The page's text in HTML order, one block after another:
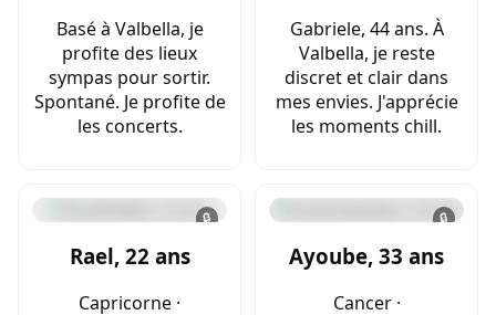
Basé à Valbella, je
profite des lieux
sympas pour sortir.
Spontané. Je profite de
les concerts.
Gabriele, 44 ans. À
Valbella, je reste
discret et clair dans
mes envies. J'apprécie
les moments chill.
🔒
Rael, 22 ans
Capricorne ·
🔒
Ayoube, 33 ans
Cancer ·